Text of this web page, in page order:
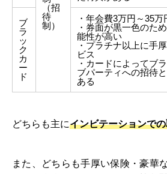
（招
待
制）
ブ
ラ
ッ
ク
カ
ー
ド
・年会費3万円～35
・券面が黒一色のた
能性が高い
・プラチナ以上に手
ビス
・カードによってブ
ブパーティへの招待
ある
どちらも主にインビテーションで
また、どちらも手厚い保険・豪華